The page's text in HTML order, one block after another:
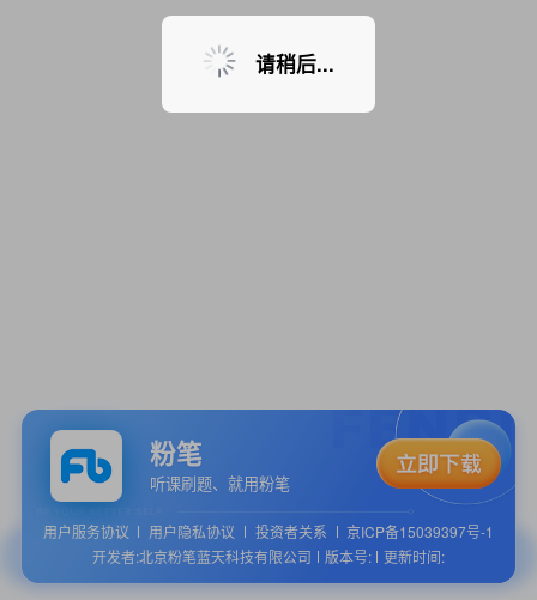
暂无课程，敬请期待
粉笔
听课刷题、就用粉笔
用户服务协议 用户隐私协议 投资者关系
京ICP备15039397号-1
开发者:北京粉笔蓝天科技有限公司
版本号: 更新时间:
请稍后...